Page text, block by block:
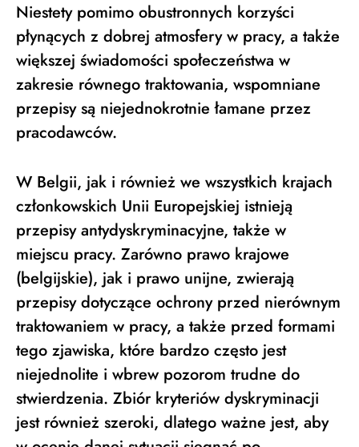
Niestety pomimo obustronnych korzyści
płynących z dobrej atmosfery w pracy, a także
większej świadomości społeczeństwa w
zakresie równego traktowania, wspomniane
przepisy są niejednokrotnie łamane przez
pracodawców.
W Belgii, jak i również we wszystkich krajach
członkowskich Unii Europejskiej istnieją
przepisy antydyskryminacyjne, także w
miejscu pracy. Zarówno prawo krajowe
(belgijskie), jak i prawo unijne, zwierają
przepisy dotyczące ochrony przed nierównym
traktowaniem w pracy, a także przed formami
tego zjawiska, które bardzo często jest
niejednolite i wbrew pozorom trudne do
stwierdzenia. Zbiór kryteriów dyskryminacji
jest również szeroki, dlatego ważne jest, aby